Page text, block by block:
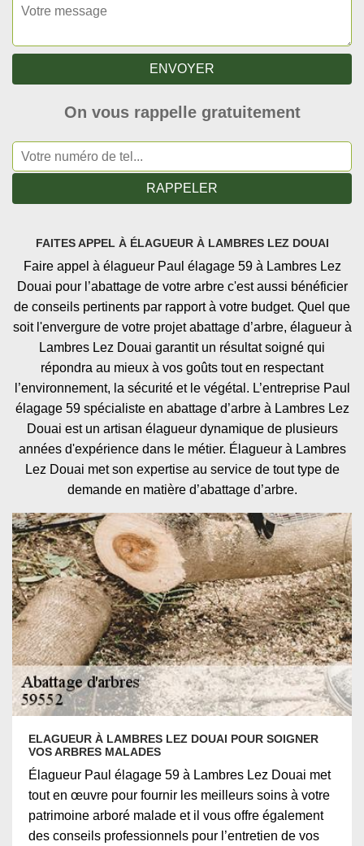
On vous rappelle gratuitement
FAITES APPEL À ÉLAGUEUR À LAMBRES LEZ DOUAI
Faire appel à élagueur Paul élagage 59 à Lambres Lez
Douai pour l’abattage de votre arbre c'est aussi bénéficier
de conseils pertinents par rapport à votre budget. Quel que
soit l'envergure de votre projet abattage d’arbre, élagueur à
Lambres Lez Douai garantit un résultat soigné qui
répondra au mieux à vos goûts tout en respectant
l’environnement, la sécurité et le végétal. L’entreprise Paul
élagage 59 spécialiste en abattage d’arbre à Lambres Lez
Douai est un artisan élagueur dynamique de plusieurs
années d'expérience dans le métier. Élagueur à Lambres
Lez Douai met son expertise au service de tout type de
demande en matière d’abattage d’arbre.
ELAGUEUR À LAMBRES LEZ DOUAI POUR SOIGNER
VOS ARBRES MALADES
Élagueur Paul élagage 59 à Lambres Lez Douai met
tout en œuvre pour fournir les meilleurs soins à votre
patrimoine arboré malade et il vous offre également
des conseils professionnels pour l’entretien de vos